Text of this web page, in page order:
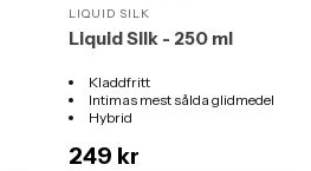
LIQUID SILK
Liquid Silk - 250 ml
Kladdfritt
Intimas mest sålda glidmedel
Hybrid
249 kr